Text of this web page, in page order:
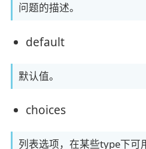
问题的描述。
default
默认值。
choices
列表选项，在某些type下可